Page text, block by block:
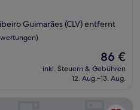
Guimarães (CLV) entfernt
Der
Preis
beträgt
86 €
inkl. Steuern & Gebühren
12. Aug.–13. Aug.